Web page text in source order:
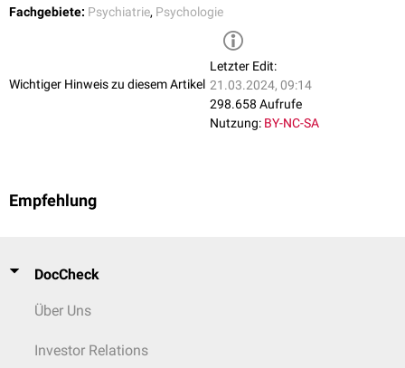
Menschen, ihre Gewohnheiten den eigenen unterordnen.
Einsatz. Bei begleitenderdepressiver Störung
undLithium
stabilisierende Wirkungen zugesprochen.
Fachgebiete: Psychiatrie, Psychologie
Wichtiger Hinweis zu diesem Artikel
Letzter Edit:
21.03.2024, 09:14
298.658 Aufrufe
Nutzung: BY-NC-SA
Empfehlung
DocCheck
Über Uns
Investor Relations